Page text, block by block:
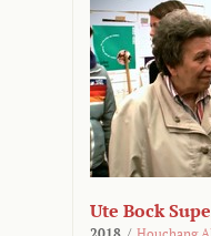
Ute Bock